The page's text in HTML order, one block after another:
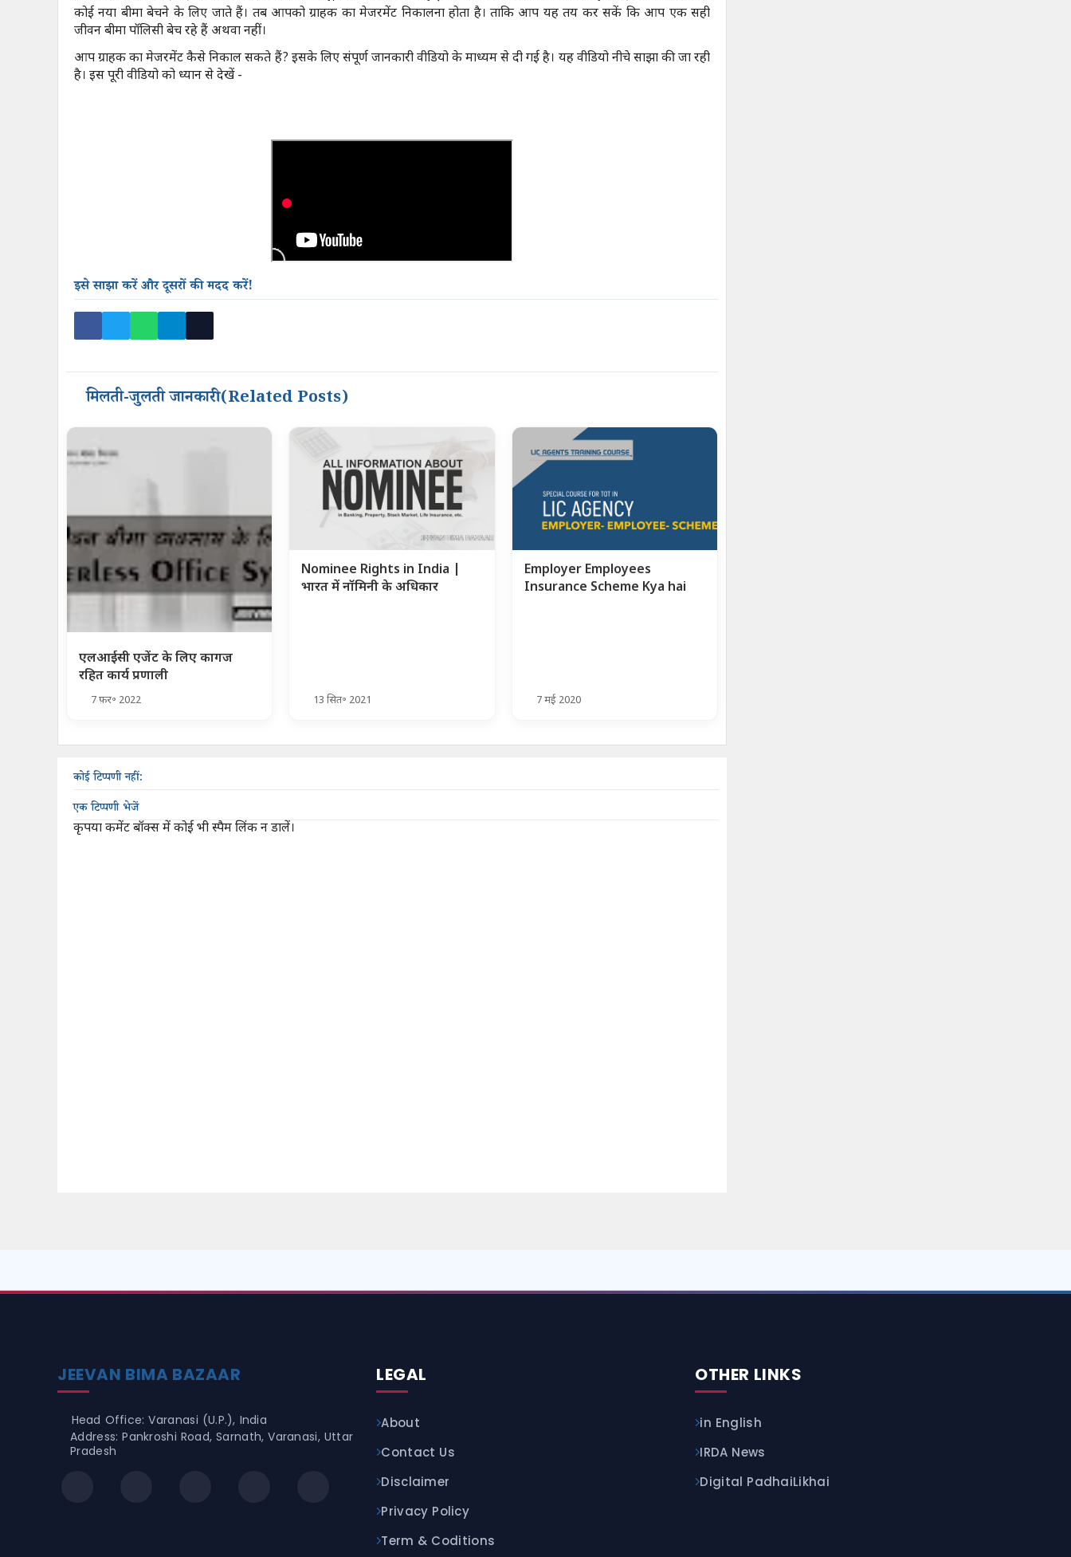
कोई नया बीमा बेचने के लिए जाते हैं। तब आपको ग्राहक का मेजरमेंट निकालना होता है। ताकि आप यह तय कर सकें कि आप एक सही
जीवन बीमा पॉलिसी बेच रहे हैं अथवा नहीं।
आप ग्राहक का मेजरमेंट कैसे निकाल सकते हैं? इसके लिए संपूर्ण जानकारी वीडियो के माध्यम से दी गई है। यह वीडियो नीचे साझा की जा रही
है। इस पूरी वीडियो को ध्यान से देखें -
इसे साझा करें और दूसरों की मदद करें!
मिलती-जुलती जानकारी (Related Posts)
एलआईसी एजेंट के लिए कागज
रहित कार्य प्रणाली
7 फ़र॰ 2022
Nominee Rights in India |
भारत में नॉमिनी के अधिकार
13 सित॰ 2021
Employer Employees
Insurance Scheme Kya hai
7 मई 2020
कोई टिप्पणी नहीं:
एक टिप्पणी भेजें
कृपया कमेंट बॉक्स में कोई भी स्पैम लिंक न डालें।
JEEVAN BIMA BAZAAR
Head Office: Varanasi (U.P.), India
Address: Pankroshi Road, Sarnath, Varanasi, Uttar
Pradesh
LEGAL
About
Contact Us
Disclaimer
Privacy Policy
Term & Coditions
OTHER LINKS
in English
IRDA News
Digital PadhaiLikhai